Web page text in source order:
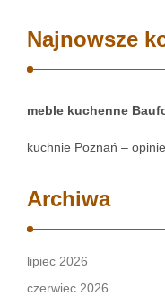
Najnowsze
meble kuchenne
kuchnie Poznań – opinie
Archiwa
lipiec 2026
czerwiec 2026